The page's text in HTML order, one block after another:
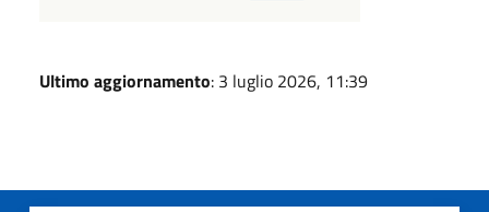
Ultimo aggiornamento: 3 luglio 2026, 11:39